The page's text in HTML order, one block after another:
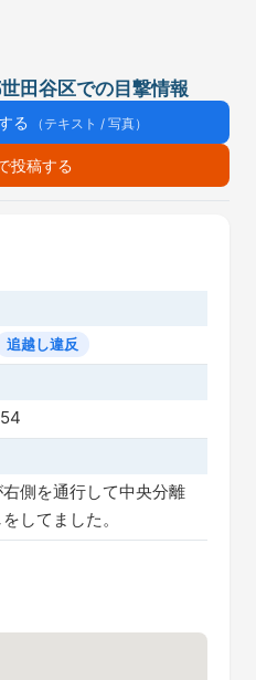
田谷区での目撃情報
る （テキスト / 写真）
投稿する
追越し違反
側を通行して中央分離
してました。